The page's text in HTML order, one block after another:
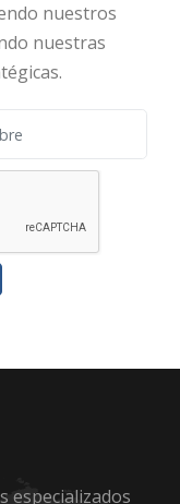
nuestros
nuestras
especializados